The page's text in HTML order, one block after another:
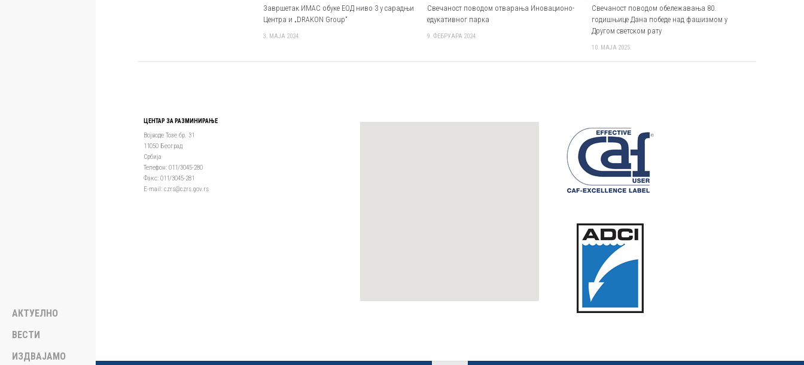
Завршетак ИМАС обуке ЕОД ниво 3 у сарадњи
Центра и „DRAKON Group“
3. МАЈА 2024.
Свечаност поводом oтварања Иновационо-
едукативног парка
9. ФЕБРУАРА 2024.
Свечаност поводом обележавања 80.
годишњице Дана победе над фашизмом у
Другом светском рату
10. МАЈА 2025.
АКТУЕЛНО
ВЕСТИ
ИЗДВАЈАМО
ЦЕНТАР ЗА РАЗМИНИРАЊЕ
Војводе Тозе бр. 31
11050 Београд
Србија
Телефон: 011/3045-280
Факс: 011/3045-281
Е-mail: czrs@czrs.gov.rs